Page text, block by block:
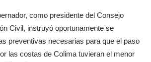
como presidente del Consejo
Civil, instruyó oportunamente se
preventivas necesarias para que el paso
las costas de Colima tuvieran el menor